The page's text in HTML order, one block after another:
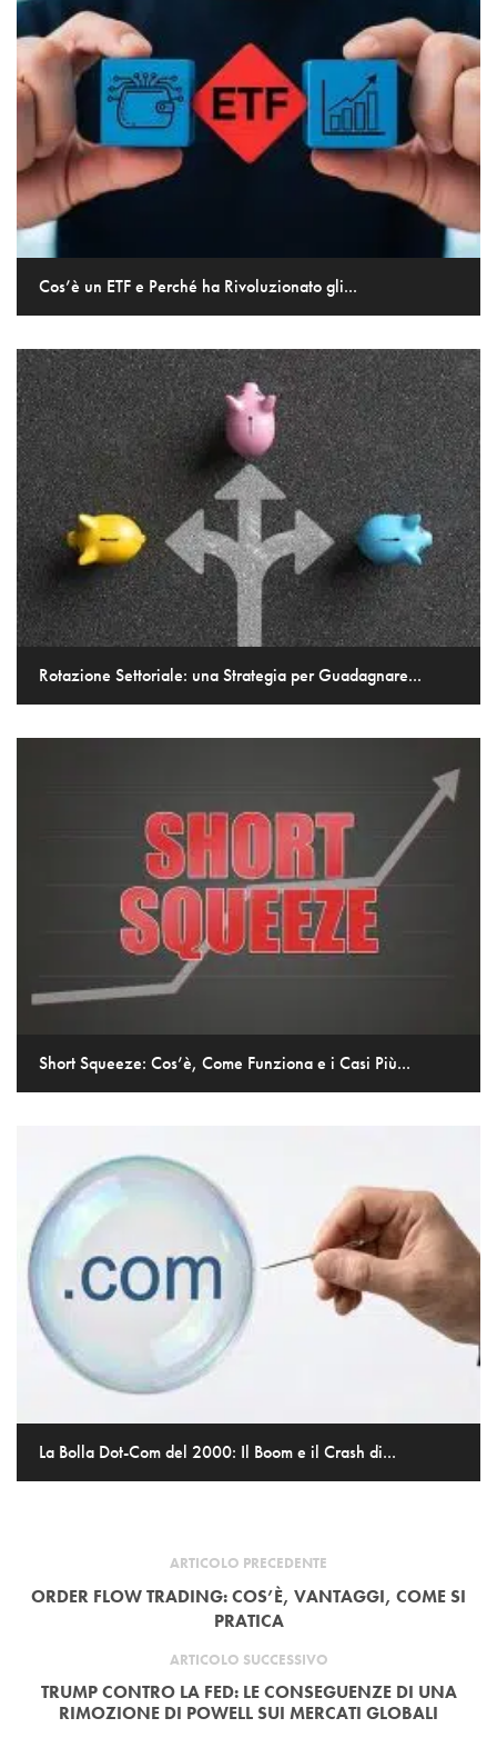
Cos’è un ETF e Perché ha Rivoluzionato gli...
Rotazione Settoriale: una Strategia per Guadagnare...
Short Squeeze: Cos’è, Come Funziona e i Casi Più...
La Bolla Dot-Com del 2000: Il Boom e il Crash di...
ARTICOLO PRECEDENTE
ORDER FLOW TRADING: COS’È, VANTAGGI, COME SI
PRATICA
ARTICOLO SUCCESSIVO
TRUMP CONTRO LA FED: LE CONSEGUENZE DI UNA
RIMOZIONE DI POWELL SUI MERCATI GLOBALI